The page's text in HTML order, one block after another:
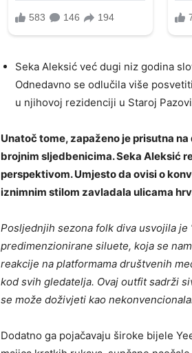
Seka Aleksić već dugi niz godina
Odnedavno se odlučila više
u njihovoj rezidenciji u Staroj
Unatoč tome, zapaženo je prisutna
brojnim sljedbenicima. Seka Aleksić
perspektivom. Umjesto da ovisi o
iznimnim stilom zavladala ulicama
Posljednjih sezona folk diva usvojila
predimenzionirane siluete, koja se
reakcije na platformama društvenih
kod svih gledatelja. Ovaj outfit sadrži
se može doživjeti kao
Dodatno ga pojačavaju široke bijele